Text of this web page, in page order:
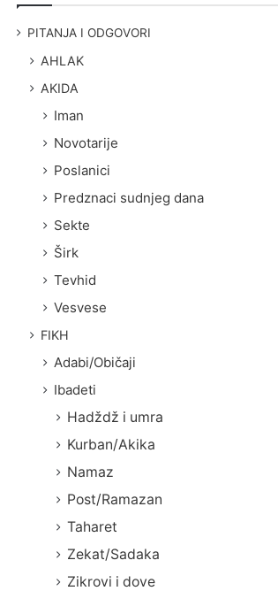
PITANJA I ODGOVORI
AHLAK
AKIDA
Iman
Novotarije
Poslanici
Predznaci sudnjeg dana
Sekte
Širk
Tevhid
Vesvese
FIKH
Adabi/Običaji
Ibadeti
Hadždž i umra
Kurban/Akika
Namaz
Post/Ramazan
Taharet
Zekat/Sadaka
Zikrovi i dove